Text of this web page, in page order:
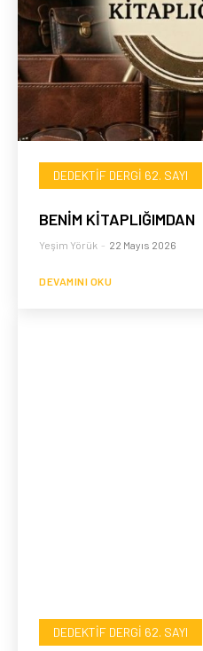
DEDEKTIF DERGI 62. SAYI
BENİM KİTAPLIĞIMDAN
Yeşim Yörük - 22 Mayıs 2026
DEVAMINI OKU
DEDEKTIF DERGI 62. SAYI